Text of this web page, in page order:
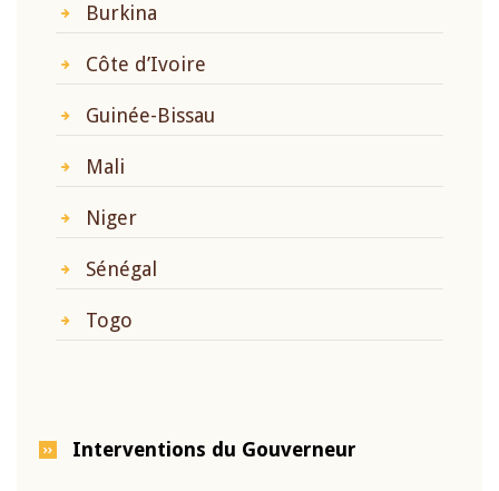
Burkina
Côte d’Ivoire
Guinée-Bissau
Mali
Niger
Sénégal
Togo
Interventions du Gouverneur